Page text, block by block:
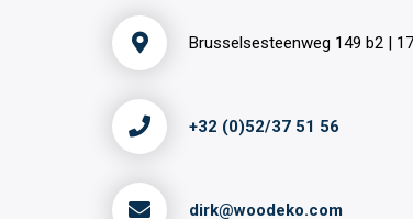
Brusselsesteenweg 149 b2 |
+32 (0)52/37 51 56
dirk@woodeko.com